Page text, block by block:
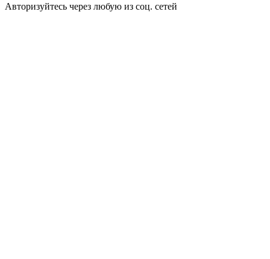
Авторизуйтесь через любую из соц. сетей